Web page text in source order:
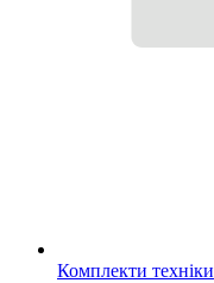
Комплекти техніки